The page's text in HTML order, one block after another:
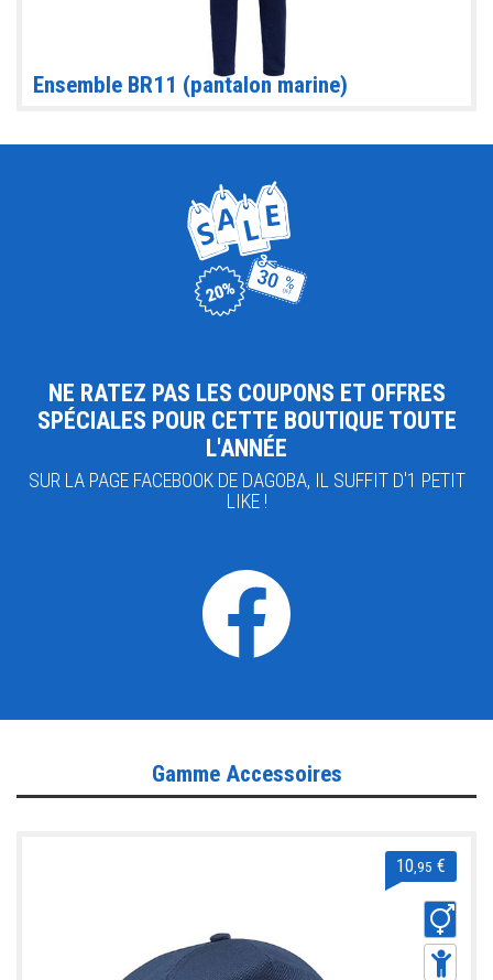
Ensemble BR11 (pantalon marine)
NE RATEZ PAS LES COUPONS ET OFFRES
SPÉCIALES POUR CETTE BOUTIQUE TOUTE
L'ANNÉE
SUR LA PAGE FACEBOOK DE DAGOBA, IL SUFFIT D'1 PETIT
LIKE !
Gamme Accessoires
10,95 €